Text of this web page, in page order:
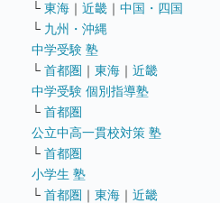
└ 東海 ｜ 近畿 ｜ 中国・四国
└ 九州・沖縄
中学受験 塾
└ 首都圏 ｜ 東海 ｜ 近畿
中学受験 個別指導塾
└ 首都圏
公立中高一貫校対策 塾
└ 首都圏
小学生 塾
└ 首都圏 ｜ 東海 ｜ 近畿